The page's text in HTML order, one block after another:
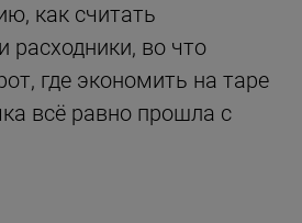
как считать
расходники, во что
где экономить на таре
всё равно прошла с